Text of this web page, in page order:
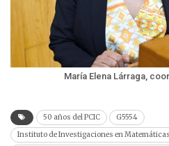
María Elena Lárraga,
50 años del PCIC
G5554
Instituto de Investigaciones en